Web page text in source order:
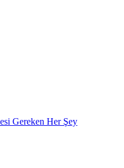
Gereken Her Şey